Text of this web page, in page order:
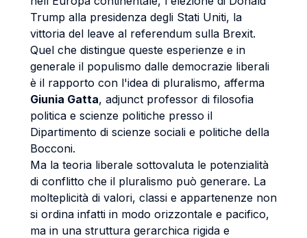
Trump alla presidenza degli Stati Uniti, la
vittoria del leave al referendum sulla Brexit.
Quel che distingue queste esperienze e in
generale il populismo dalle democrazie liberali
è il rapporto con l'idea di pluralismo, afferma
Giunia Gatta, adjunct professor di filosofia
politica e scienze politiche presso il
Dipartimento di scienze sociali e politiche della
Bocconi.
Ma la teoria liberale sottovaluta le potenzialità
di conflitto che il pluralismo può generare. La
molteplicità di valori, classi e appartenenze non
si ordina infatti in modo orizzontale e pacifico,
ma in una struttura gerarchica rigida e